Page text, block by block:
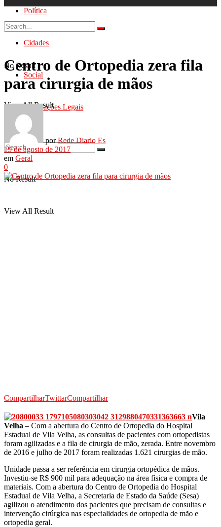
Política
Cidades
Social
Publicações Legais
No Result
View All Result
No Result
View All Result
Centro de Ortopedia zera fila
para cirurgia de mãos
por Rede Diario Es
19 de agosto de 2017
em Geral
0
CompartilharTwittarCompartilhar
Vila
Velha – Com a abertura do Centro de Ortopedia do Hospital
Estadual de Vila Velha, as consultas de pacientes com ortopedistas
foram agilizadas e a fila de cirurgia de mão, zerada. Entre novembro
de 2016 e julho de 2017 foram realizadas 1.621 cirurgias de mão.
Unidade passa a ser referência em cirurgia ortopédica de mãos.
Investiu-se R$ 900 mil para adequação na área física e compra de
materiais. Com a abertura do Centro de Ortopedia do Hospital
Estadual de Vila Velha, a Secretaria de Estado da Saúde (Sesa)
agilizou o atendimento dos pacientes que precisam de consultas e
intervenção cirúrgica nas especialidades de ortopedia de mão e
ortopedia geral.